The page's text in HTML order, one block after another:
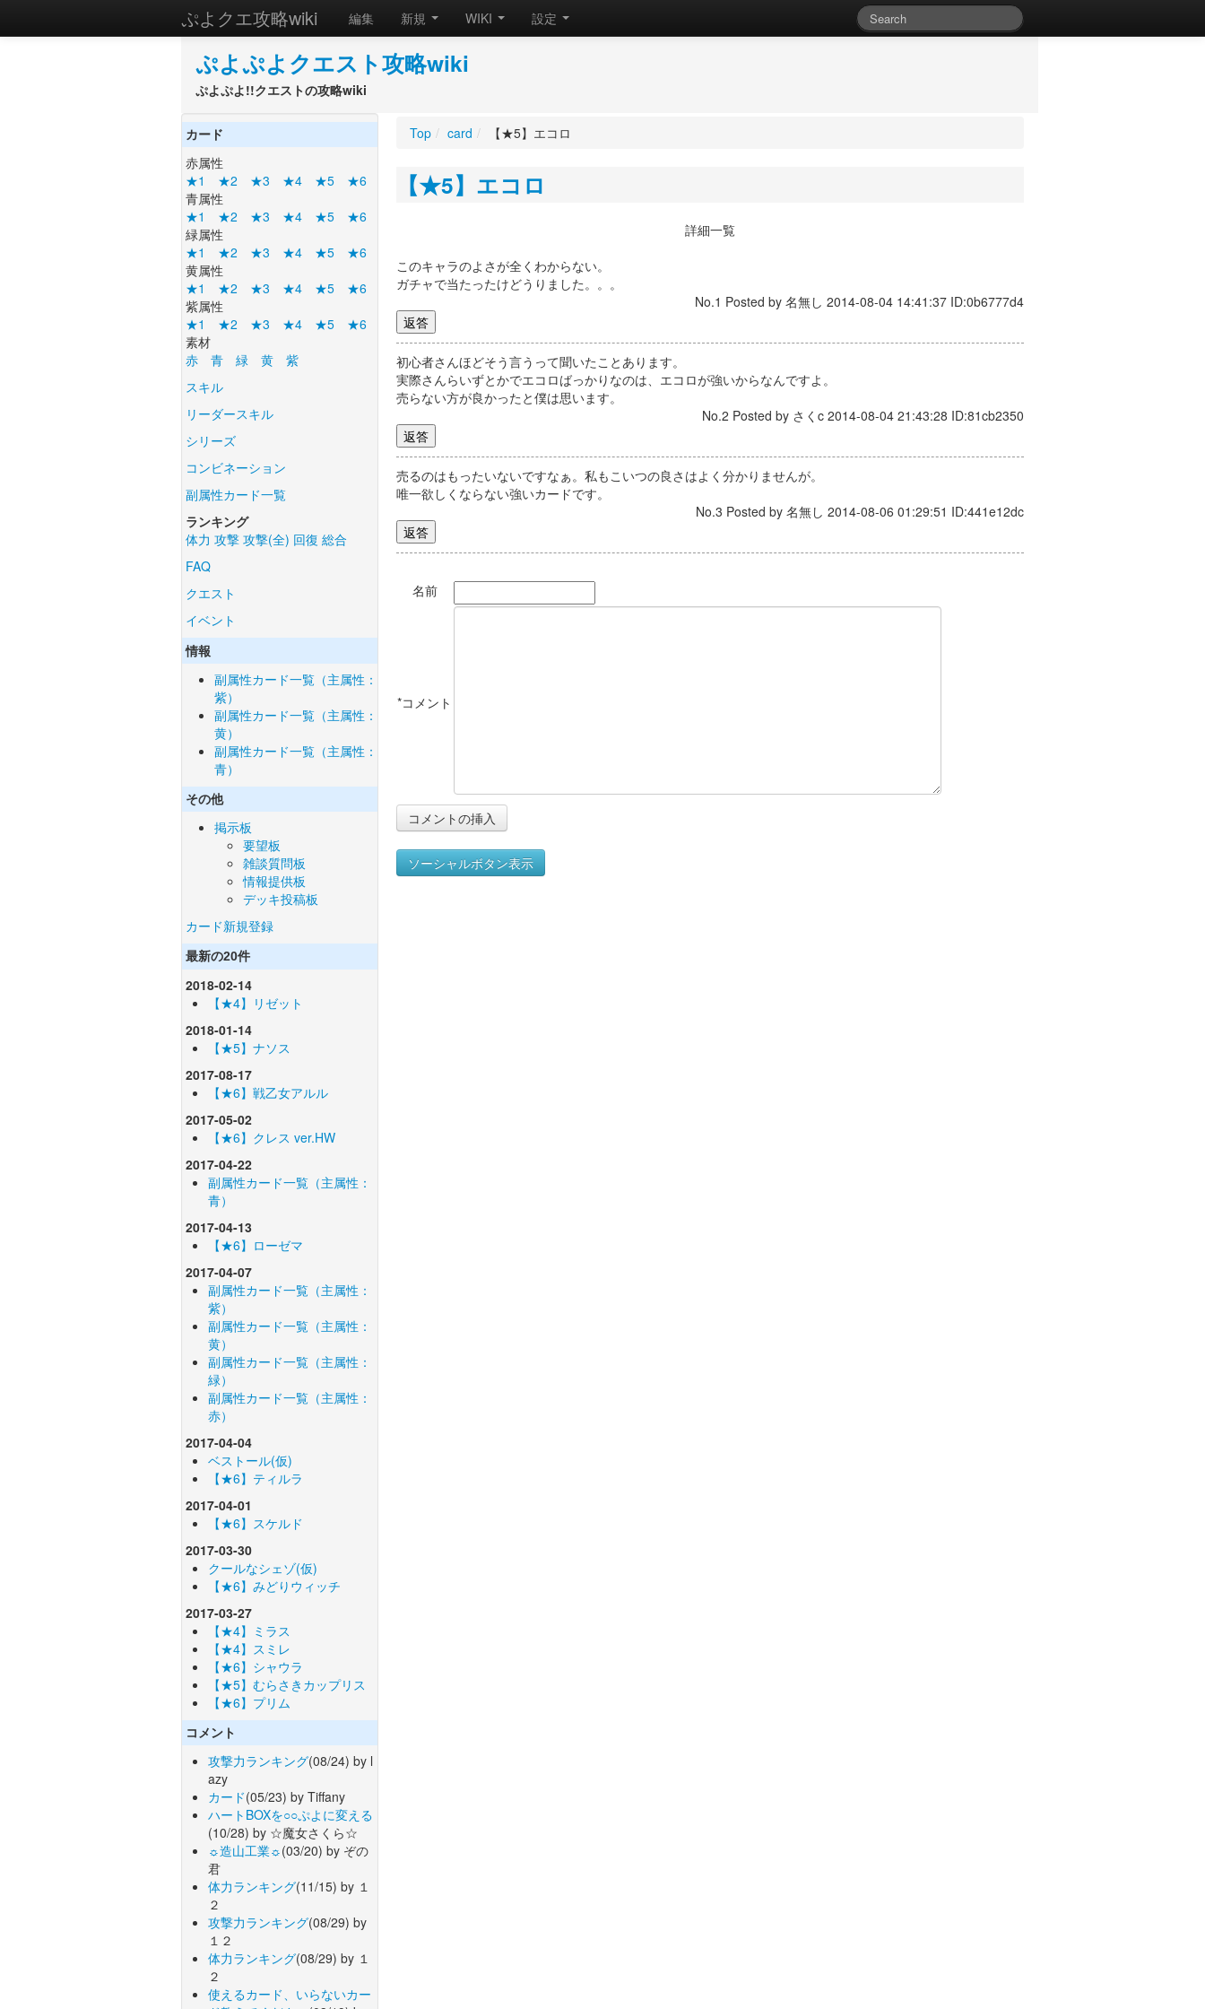
ぷよクエ攻略wiki 編集 新規 WIKI 設定
ぷよぷよクエスト攻略wiki
ぷよぷよ!!クエストの攻略wiki
カード
赤属性
★1
★2 ★3 ★4 ★5
★6
青属性
★1
★2 ★3 ★4 ★5
★6
緑属性
★1
★2 ★3 ★4 ★5
★6
黄属性
★1
★2 ★3 ★4 ★5
★6
紫属性
★1
★2 ★3 ★4 ★5
★6
素材
赤
青 緑 黄
紫
スキル
リーダースキル
シリーズ
コンビネーション
副属性カード一覧
ランキング
体力 攻撃 攻撃(全) 回復 総合
FAQ
クエスト
イベント
情報
副属性カード一覧（主属性：
紫）
副属性カード一覧（主属性：
黄）
副属性カード一覧（主属性：
青）
その他
掲示板
要望板
雑談質問板
情報提供板
デッキ投稿板
カード新規登録
最新の20件
2018-02-14
【★4】リゼット
2018-01-14
【★5】ナソス
2017-08-17
【★6】戦乙女アルル
2017-05-02
【★6】クレス ver.HW
2017-04-22
副属性カード一覧（主属性：
青）
2017-04-13
【★6】ローゼマ
2017-04-07
副属性カード一覧（主属性：
紫）
副属性カード一覧（主属性：
黄）
副属性カード一覧（主属性：
緑）
副属性カード一覧（主属性：
赤）
2017-04-04
ベストール(仮)
【★6】ティルラ
2017-04-01
【★6】スケルド
2017-03-30
クールなシェゾ(仮)
【★6】みどりウィッチ
2017-03-27
【★4】ミラス
【★4】スミレ
【★6】シャウラ
【★5】むらさきカップリス
【★6】プリム
コメント
攻撃力ランキング(08/24) by l
azy
カード(05/23) by Tiffany
ハートBOXを○○ぷよに変える
(10/28) by ☆魔女さくら☆
☼造山工業☼(03/20) by ぞの
君
体力ランキング(11/15) by １
２
攻撃力ランキング(08/29) by
１２
体力ランキング(08/29) by １
２
使えるカード、いらないカー
Top / card / 【★5】エコロ
【★5】エコロ
詳細一覧
このキャラのよさが全くわからない。
ガチャで当たったけどうりました。。。
No.1 Posted by 名無し 2014-08-04 14:41:37 ID:0b6777d4
初心者さんほどそう言うって聞いたことあります。
実際さんらいずとかでエコロばっかりなのは、エコロが強いからなんですよ。
売らない方が良かったと僕は思います。
No.2 Posted by さくc 2014-08-04 21:43:28 ID:81cb2350
売るのはもったいないですなぁ。私もこいつの良さはよく分かりませんが。
唯一欲しくならない強いカードです。
No.3 Posted by 名無し 2014-08-06 01:29:51 ID:441e12dc
名前
*コメント
ソーシャルボタン表示